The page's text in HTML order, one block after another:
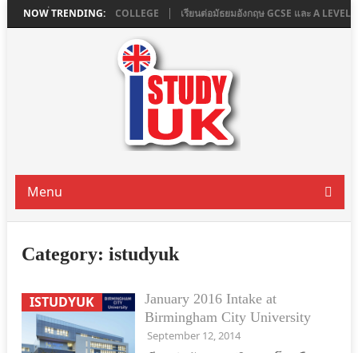
NOW TRENDING:
ที่ ASHBOURNE COLLEGE เรียนต่อมัธยมอังกฤษ GCSE และ A LEVEL
Menu
Category: istudyuk
ISTUDYUK
January 2016 Intake at
Birmingham City University
September 12, 2014